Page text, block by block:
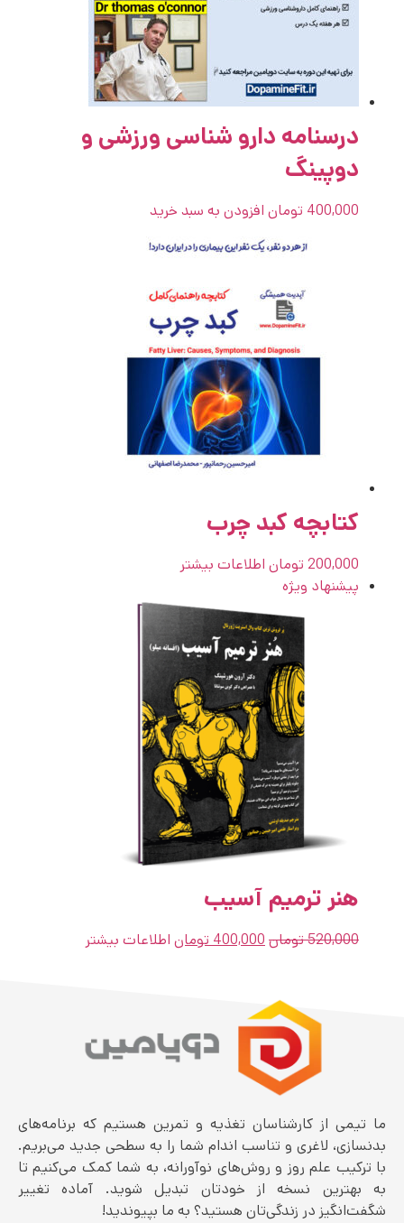
درسنامه دارو شناسی ورزشی و
دوپینگ
400,000 تومان افزودن به سبد خرید
کتابچه کبد چرب
200,000 تومان اطلاعات بیشتر
پیشنهاد ویژه
هنر ترمیم آسیب
520,000تومان400,000تومان اطلاعات بیشتر
ما تیمی از کارشناسان تغذیه و تمرین هستیم که برنامه‌های
بدنسازی، لاغری و تناسب اندام شما را به سطحی جدید می‌بریم.
با ترکیب علم روز و روش‌های نوآورانه، به شما کمک می‌کنیم تا
به بهترین نسخه از خودتان تبدیل شوید. آماده تغییر
شگفت‌انگیز در زندگی‌تان هستید؟ به ما بپیوندید!